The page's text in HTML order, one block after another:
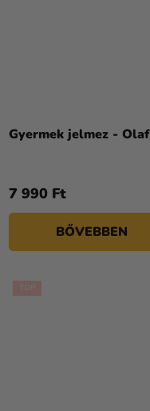
Gyermek jelmez - Olaf
7 990 Ft
BŐVEBBEN